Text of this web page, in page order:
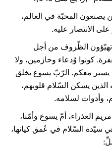
يصنعون المحبّة في العالم،
الانتصار عليه.
تهيّؤون الظّروف من أجل
كونوا وُدعاء وحازمين، ولا
يسير معكم. الرّبّ يسوع يخلق
يسكن السّلام قلوبهم،
وأدوات لسلامه.
العذراء، أمّ يسوع وأمّنا،
هي سيّدة السّلام في عُمق كيانها،